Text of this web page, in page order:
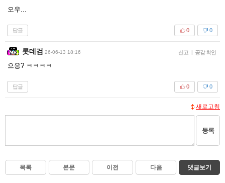
오우...
답글 0
0
롯데검 26-06-13 18:16 신고 | 공감 확인
으응? ㅋㅋㅋㅋ
답글 0
0
새로고침
등록
목록 본문 이전 다음 댓글보기